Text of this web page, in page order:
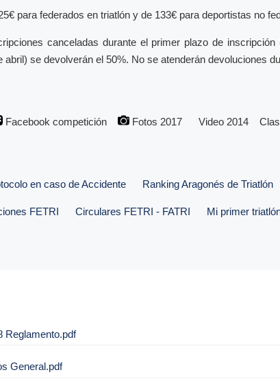
para federados en triatlón y de 133€ para deportistas no
canceladas durante el primer plazo de
abril) se devolverán el 50%. No se atenderán devoluciones
Facebook competición Fotos 2017 Video 2014
en caso de Accidente Ranking Aragonés de Triatlón
FETRI Circulares FETRI - FATRI Mi primer
Reglamento.pdf
General.pdf